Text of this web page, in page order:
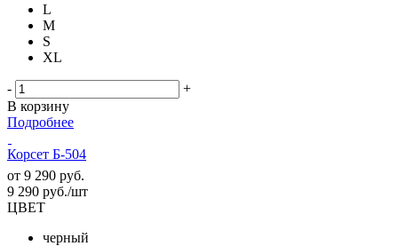
L
M
S
XL
-
+
В корзину
Подробнее
Корсет Б-504
от 9 290 руб.
9 290 руб./шт
ЦВЕТ
черный